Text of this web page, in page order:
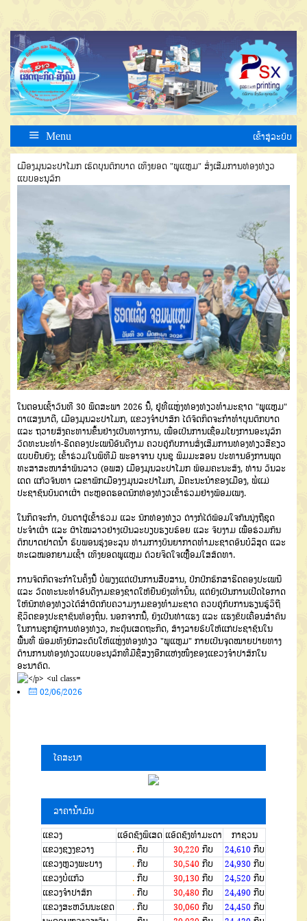
Menu ເຂົ້າສູ່ລະບົບ
ເມືອງມຸນລະປາໂມກ ເຮັດບຸນຕັກບາດ ເທິງຍອດ "ພູແຫຼມ" ສົ່ງເສີມການທ່ອງທ່ຽວ
ແບບອະນຸລັກ
ໃນຕອນເຊົ້າວັນທີ 30 ພຶດສະພາ 2026 ນີ້, ຢູ່ທີ່ແຫຼ່ງທ່ອງທ່ຽວທຳມະຊາດ "ພູແຫຼມ"
ຕາແສງນາດີ, ເມືອງມຸນລະປາໂມກ, ແຂວງຈຳປາສັກ ໄດ້ຈັດກິດຈະກຳທຳບຸນຕັກບາດ
ແລະ ຖວາຍສັງຄະທານຂຶ້ນຢ່າງເປັນທາງການ, ເພື່ອເປັນການເຊື່ອມໂຍງການອະນຸລັກ
ວັດທະນະທຳ-ຮີດຄອງປະເພນີອັນດີງາມ ຄວບຄູ່ກັບການສົ່ງເສີມການທ່ອງທ່ຽວສີຂຽວ
ແບບຍືນຍົງ; ເຂົ້າຮ່ວມໃນພິທີມີ ພະອາຈານ ບຸນຊູ ພິມມະສອນ ປະທານອົງການພຸດ
ທະສາສະໜາສຳພັນລາວ (ອພສ) ເມືອງມຸນລະປາໂມກ ພ້ອມຄະນະສົງ, ທ່ານ ວັນລະ
ເດດ ແກ້ວຈັນທາ ເລຂາພັກເມືອງໆມຸນລະປາໂມກ, ມີຄະນະນຳຂອງເມືອງ, ພໍ່ແມ່
ປະຊາຊົນບັນດາເຜົ່າ ຕະຫຼອດຮອດນັກທ່ອງທ່ຽວເຂົ້າຮ່ວມຢ່າງພ້ອມເພງ.
ໃນກິດຈະກຳ, ບັນດາຜູ້ເຂົ້າຮ່ວມ ແລະ ນັກທ່ອງທ່ຽວ ຕ່າງກໍໄດ້ພ້ອມໃຈກັນນຸ່ງຖືຊຸດ
ປະຈຳເຜົ່າ ແລະ ຜ້າໄໝລາວຢ່າງເປັນລະບຽບຮຽບຮ້ອຍ ແລະ ຈົບງາມ ເພື່ອຮ່ວມກັນ
ຕັກບາດຢາດນ້ຳ ຮັບພອນຮຸ່ງອະລຸນ ທ່າມກາງບັນຍາກາດທຳມະຊາດອັນບໍລິສຸດ ແລະ
ທະເລໝອກຍາມເຊົ້າ ເທິງຍອດພູແຫຼມ ດ້ວຍຈິດໃຈເຫຼື້ອມໃສສັດທາ.
ການຈັດກິດຈະກຳໃນຄັ້ງນີ້ ບໍ່ພຽງແຕ່ເປັນການສືບສານ, ປົກປັກຮັກສາຮີດຄອງປະເພນີ
ແລະ ວັດທະນະທຳອັນດີງາມຂອງຊາດໃຫ້ຍືນຍົງເທົ່ານັ້ນ, ແຕ່ຍັງເປັນການເປີດໂອກາດ
ໃຫ້ນັກທ່ອງທ່ຽວໄດ້ສຳຜັດກັບຄວາມງາມຂອງທຳມະຊາດ ຄວບຄູ່ກັບການຮຽນຮູ້ວິຖີ
ຊີວິດຂອງປະຊາຊົນທ້ອງຖິ່ນ. ນອກຈາກນີ້, ຍັງເປັນທ່າແຮງ ແລະ ແຮງຂັບເຄື່ອນສຳຄັນ
ໃນການຊຸກຍູ້ການທ່ອງທ່ຽວ, ກະຕຸ້ນເສດຖະກິດ, ສ້າງລາຍຮັບໃຫ້ແກ່ປະຊາຊົນໃນ
ພື້ນທີ່ ພ້ອມທັງຍົກລະດັບໃຫ້ແຫຼ່ງທ່ອງທ່ຽວ "ພູແຫຼມ" ກາຍເປັນຈຸດໝາຍປາຍທາງ
ດ້ານການທ່ອງທ່ຽວແບບອະນຸລັກທີ່ມີຊື່ສຽງອີກແຫ່ງໜຶ່ງຂອງແຂວງຈຳປາສັກໃນ
ອະນາຄົດ.
02/06/2026
ໂຄສະນາ
ລາຄານໍ້າມັນ
ແຂວງ ແອັດຊັງພິເສດ ແອັດຊັງທຳມະດາ
ກາຊວນ
ແຂວງຊຽງຂວາງ
.ກີບ 30,220 ກີບ 24,610ກີບ
ແຂວງຫຼວງພະບາງ
.ກີບ 30,540 ກີບ 24,930ກີບ
ແຂວງບໍ່ແກ້ວ
.ກີບ 30,130 ກີບ 24,520ກີບ
ແຂວງຈໍາປາສັກ
.ກີບ 30,480 ກີບ 24,490ກີບ
ແຂວງສະຫວັນນະເຂດ
.ກີບ 30,060 ກີບ 24,450ກີບ